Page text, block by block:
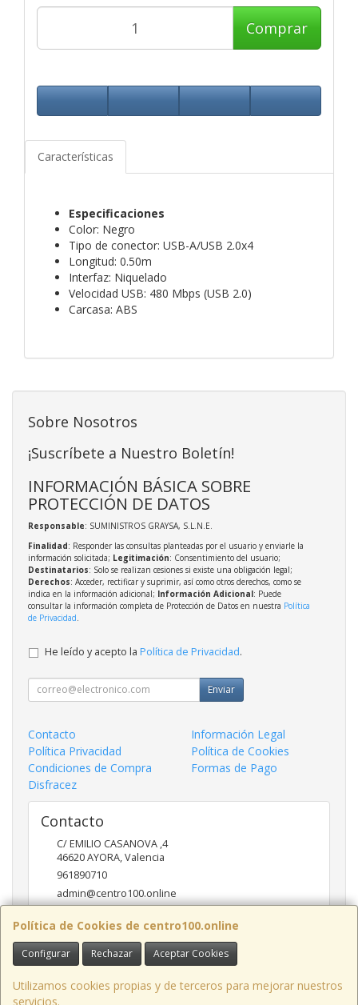
Comprar
Características
Especificaciones
Color: Negro
Tipo de conector: USB-A/USB 2.0x4
Longitud: 0.50m
Interfaz: Niquelado
Velocidad USB: 480 Mbps (USB 2.0)
Carcasa: ABS
Política de Cookies de centro100.online
Configurar Rechazar Aceptar Cookies
Utilizamos cookies propias y de terceros para mejorar nuestros
servicios.
Sobre Nosotros
¡Suscríbete a Nuestro Boletín!
INFORMACIÓN BÁSICA SOBRE
PROTECCIÓN DE DATOS
Responsable: SUMINISTROS GRAYSA, S.L.N.E.
Finalidad: Responder las consultas planteadas por el usuario y enviarle la
información solicitada; Legitimación: Consentimiento del usuario;
Destinatarios: Solo se realizan cesiones si existe una obligación legal;
Derechos: Acceder, rectificar y suprimir, así como otros derechos, como se
indica en la información adicional; Información Adicional: Puede
consultar la información completa de Protección de Datos en nuestra Política
de Privacidad
He leído y acepto la Política de Privacidad.
Enviar
Contacto
Información Legal
Política Privacidad
Política de Cookies
Condiciones de Compra
Formas de Pago
Disfracez
Contacto
C/ EMILIO CASANOVA ,4
46620AYORA,Valencia
961890710
admin@centro100.online
Horario
LUNES A VIERNES 9'30 - 14'00 / 17'00 - 20 '30 SABADOS 9'30
- 14'00